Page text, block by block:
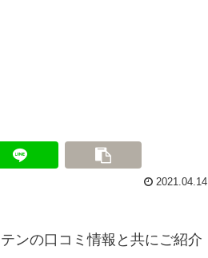
2021.04.14
ンの口コミ情報と共にご紹介